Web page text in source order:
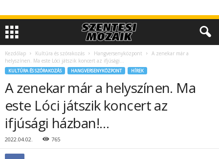
Kezdőlap Kultúra és szórakozás Hangversenyközpont
A zenekar már a
helyszínen. Ma este Lóci játszik koncert az ifjúsági...
KULTÚRA ÉS SZÓRAKOZÁS HANGVERSENYKÖZPONT HÍREK
A zenekar már a helyszínen. Ma
este Lóci játszik koncert az
ifjúsági házban!…
2022.04.02. 765